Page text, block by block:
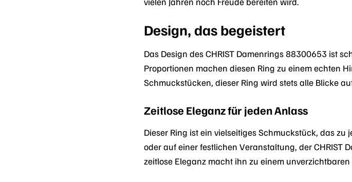
Design, das begeistert
Das Design des CHRIST Damenrings 88300653 ist
Proportionen machen diesen Ring zu einem echten
Schmuckstücken, dieser Ring wird stets alle Blicke
Zeitlose Eleganz für jeden Anlass
Dieser Ring ist ein vielseitiges Schmuckstück, das
oder auf einer festlichen Veranstaltung, der CHRIST
zeitlose Eleganz macht ihn zu einem